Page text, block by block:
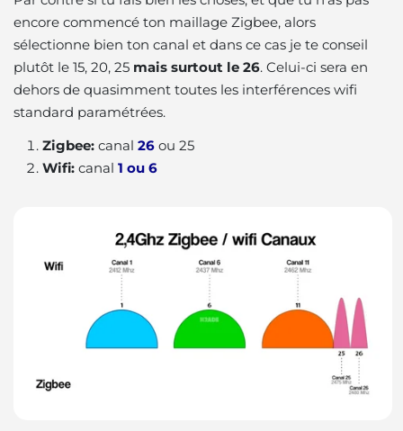
encore commencé ton maillage Zigbee, alors
sélectionne bien ton canal et dans ce cas je te conseil
plutôt le 15, 20, 25 mais surtout le 26. Celui-ci sera en
dehors de quasimment toutes les interférences wifi
standard paramétrées.
Zigbee: canal 26 ou 25
Wifi: canal 1 ou 6